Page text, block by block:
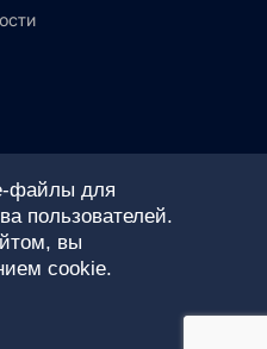
файлы для
пользователей.
вы
cookie.